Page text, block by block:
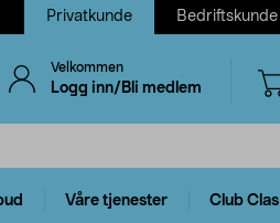
Privatkunde Bedriftskunde
Velkommen
Logg inn/Bli medlem
Våre tjenester Club Clas